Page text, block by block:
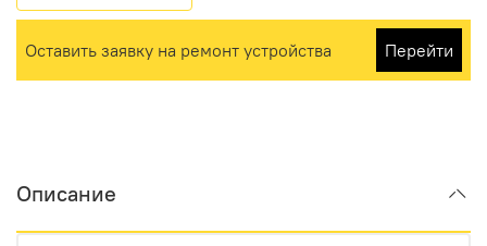
Оставить заявку на ремонт устройства Перейти
Описание